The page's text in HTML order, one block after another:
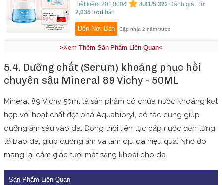
Tiết kiệm 201,000đ 4.81/5 322 Đánh giá. Từ
2,035 lượt bán
Đến Nơi Bán Cập nhật 2 năm trước
>Xem Thêm Sản Phẩm Liên Quan<
5.4. Dưỡng chất (Serum) khoáng phục hồi
chuyên sâu Mineral 89 Vichy - 50ML
Mineral 89 Vichy 50ml là sản phẩm có chứa nước khoáng kết
hợp với hoạt chất đột phá Aquabioryl, có tác dụng giúp
dưỡng ẩm sâu vào da. Đồng thời liên tục cấp nước đến từng
tế bào da, giúp dưỡng ẩm và làm dịu da hiệu quả. Nhờ đó
mang lại cảm giác tươi mát sảng khoái cho da.
Sản Phẩm Liên Quan